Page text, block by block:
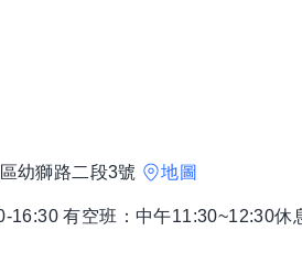
幼獅路二段3號 地圖
16:30 有空班：中午11:30~12:30休